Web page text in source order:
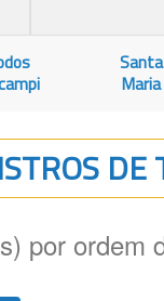
Santa
Maria
DE
por ordem